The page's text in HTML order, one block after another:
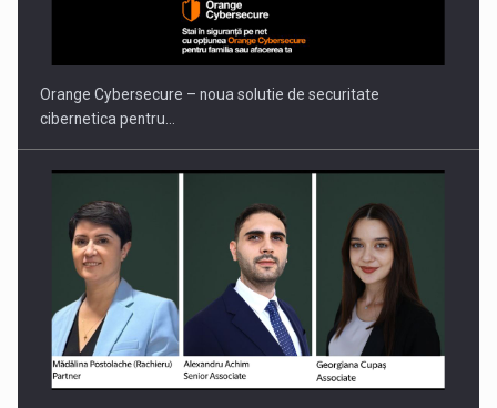
Orange Cybersecure – noua solutie de securitate
cibernetica pentru…